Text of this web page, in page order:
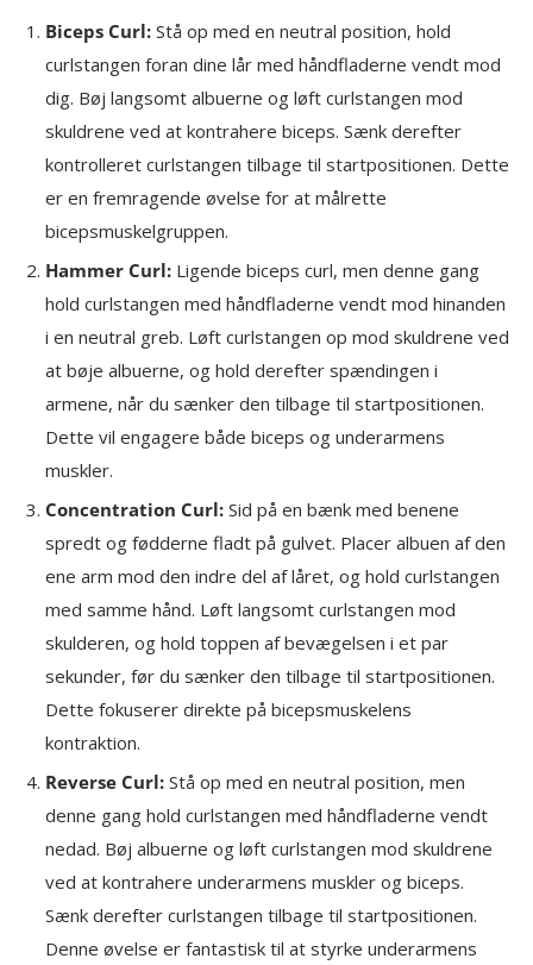
Biceps Curl: Stå op med en neutral position, hold
curlstangen foran dine lår med håndfladerne vendt mod
dig. Bøj langsomt albuerne og løft curlstangen mod
skuldrene ved at kontrahere biceps. Sænk derefter
kontrolleret curlstangen tilbage til startpositionen. Dette
er en fremragende øvelse for at målrette
bicepsmuskelgruppen.
Hammer Curl: Ligende biceps curl, men denne gang
hold curlstangen med håndfladerne vendt mod hinanden
i en neutral greb. Løft curlstangen op mod skuldrene ved
at bøje albuerne, og hold derefter spændingen i
armene, når du sænker den tilbage til startpositionen.
Dette vil engagere både biceps og underarmens
muskler.
Concentration Curl: Sid på en bænk med benene
spredt og fødderne fladt på gulvet. Placer albuen af den
ene arm mod den indre del af låret, og hold curlstangen
med samme hånd. Løft langsomt curlstangen mod
skulderen, og hold toppen af bevægelsen i et par
sekunder, før du sænker den tilbage til startpositionen.
Dette fokuserer direkte på bicepsmuskelens
kontraktion.
Reverse Curl: Stå op med en neutral position, men
denne gang hold curlstangen med håndfladerne vendt
nedad. Bøj albuerne og løft curlstangen mod skuldrene
ved at kontrahere underarmens muskler og biceps.
Sænk derefter curlstangen tilbage til startpositionen.
Denne øvelse er fantastisk til at styrke underarmens